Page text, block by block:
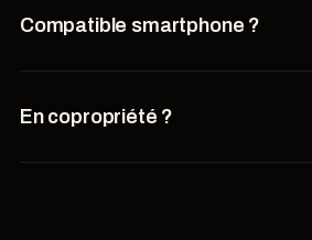
Compatible smartphone ?
En copropriété ?